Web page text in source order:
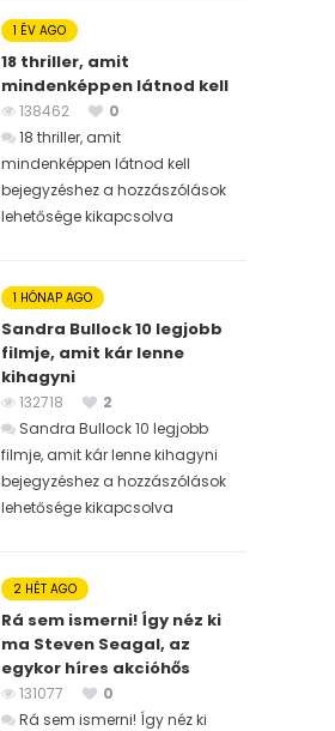
1 ÉV AGO
18 thriller, amit
mindenképpen látnod kell
138462
0
18 thriller, amit
mindenképpen látnod kell
bejegyzéshez a hozzászólások
lehetősége kikapcsolva
1 HÓNAP AGO
Sandra Bullock 10 legjobb
filmje, amit kár lenne
kihagyni
132718
2
Sandra Bullock 10 legjobb
filmje, amit kár lenne kihagyni
bejegyzéshez a hozzászólások
lehetősége kikapcsolva
2 HÉT AGO
Rá sem ismerni! Így néz ki
ma Steven Seagal, az
egykor híres akcióhős
131077
0
Rá sem ismerni! Így néz ki